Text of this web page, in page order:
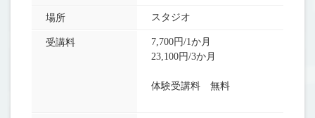
場所 スタジオ
受講料
7,700円/1か月
23,100円/3か月
体験受講料 無料